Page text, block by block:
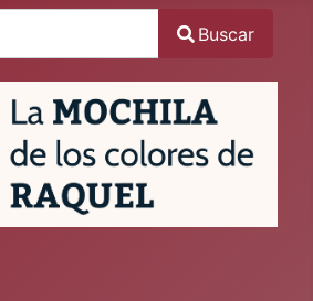
Buscar